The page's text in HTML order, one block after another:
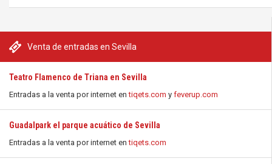
Venta de entradas en Sevilla
Teatro Flamenco de Triana en Sevilla
Entradas a la venta por internet entiqets.com y feverup.com
Guadalpark el parque acuático de Sevilla
Entradas a la venta por internet entiqets.com